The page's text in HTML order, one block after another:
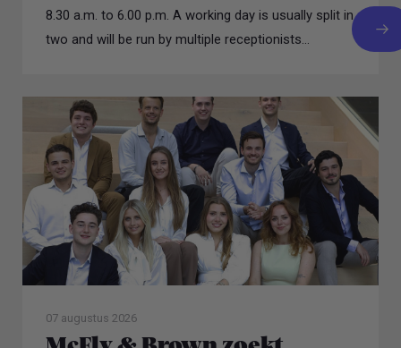
8.30 a.m. to 6.00 p.m. A working day is usually split in
two and will be run by multiple receptionists...
07 augustus 2026